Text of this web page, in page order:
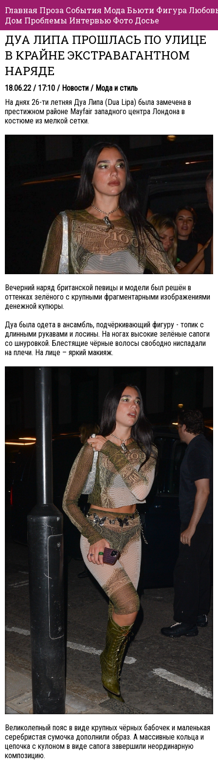
Главная Проза События Мода Бьюти Фигура
Дом Проблемы Интервью Фото Досье
ДУА ЛИПА ПРОШЛАСЬ ПО УЛИЦЕ
В КРАЙНЕ ЭКСТРАВАГАНТНОМ
НАРЯДЕ
18.06.22 / 17:10 / Новости / Мода и стиль
На днях 26-ти летняя Дуа Липа (Dua Lipa) была замечена в
престижном районе Mayfair западного центра Лондона в
костюме из мелкой сетки.
Вечерний наряд британской певицы и модели был решён в
оттенках зелёного с крупными фрагментарными изображениями
денежной купюры.
Дуа была одета в ансамбль, подчёркивающий фигуру - топик с
длинными рукавами и лосины. На ногах высокие зелёные сапоги
со шнуровкой. Блестящие чёрные волосы свободно ниспадали
на плечи. На лице – яркий макияж.
Великолепный пояс в виде крупных чёрных бабочек и маленькая
серебристая сумочка дополнили образ. А массивные кольца и
цепочка с кулоном в виде сапога завершили неординарную
композицию.